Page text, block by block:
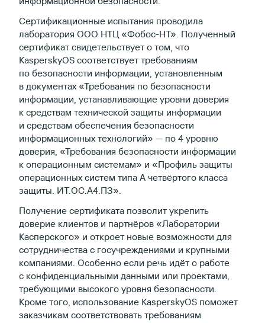
Сертификационные испытания проводила
лаборатория ООО НТЦ «Фобос-НТ». Полученный
сертификат свидетельствует о том, что
KasperskyOS соответствует требованиям
по безопасности информации, установленным
в документах «Требования по безопасности
информации, устанавливающие уровни доверия
к средствам технической защиты информации
и средствам обеспечения безопасности
информационных технологий» — по 4 уровню
доверия, «Требования безопасности информации
к операционным системам» и «Профиль защиты
операционных систем типа А четвёртого класса
защиты. ИТ.ОС.А4.ПЗ».
Получение сертификата позволит укрепить
доверие клиентов и партнёров «Лаборатории
Касперского» и откроет новые возможности для
сотрудничества с госучреждениями и крупными
компаниями. Особенно если речь идёт о работе
с конфиденциальными данными или проектами,
требующими высокого уровня безопасности.
Кроме того, использование KasperskyOS поможет
заказчикам соответствовать требованиям